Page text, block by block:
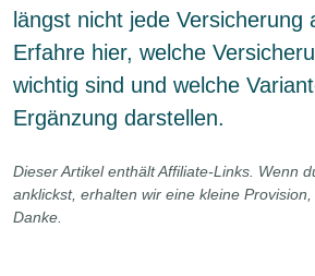
längst nicht jede Versicherung
Erfahre hier, welche
wichtig sind und welche
Ergänzung darstellen.
Dieser Artikel enthält Affiliate-Links. Wenn
anklickst, erhalten wir eine kleine
Danke.